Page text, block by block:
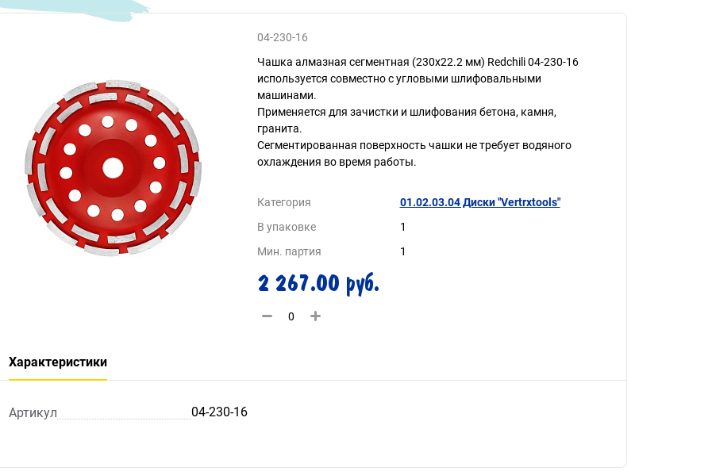
04-230-16
Чашка алмазная сегментная (230х22.2 мм) Redchili 04-230-16
используется совместно с угловыми шлифовальными
машинами.
Применяется для зачистки и шлифования бетона, камня,
гранита.
Сегментированная поверхность чашки не требует водяного
охлаждения во время работы.
Категория
01.02.03.04 Диски "Vertrxtools"
В упаковке
1
Мин. партия
1
2 267.00 руб.
Характеристики
Артикул 04-230-16